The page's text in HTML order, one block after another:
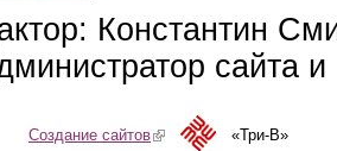
Константин
сайта
Создание сайтов(link is external)«Три-В»